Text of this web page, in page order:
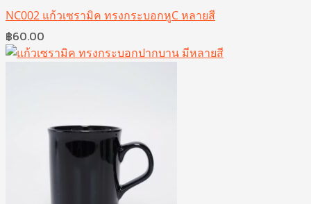
NC002 แก้วเซรามิค ทรงกระบอกหูC หลายสี
฿60.00